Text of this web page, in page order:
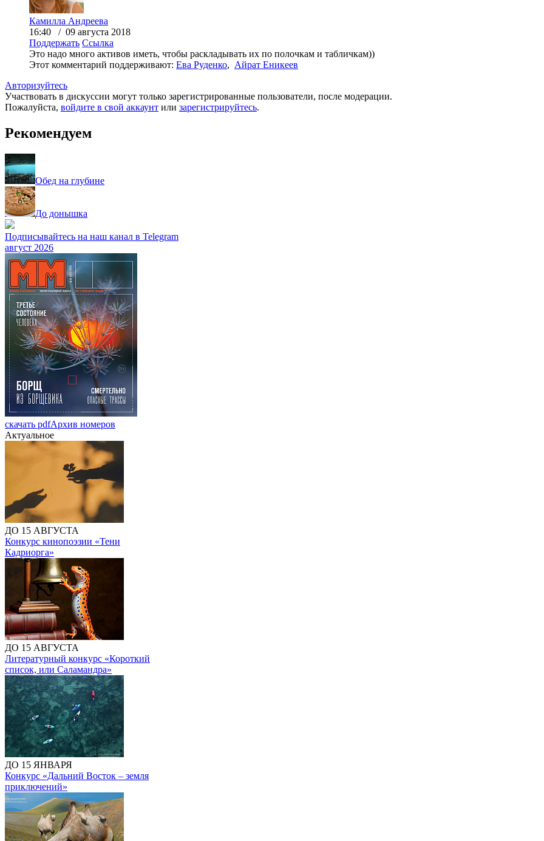
Камилла Андреева
16:40 / 09 августа 2018
Поддержать Ссылка
Это надо много активов иметь, чтобы раскладывать их по полочкам и табличкам))
Этот комментарий поддерживают: Ева Руденко, Айрат Еникеев
Авторизуйтесь
Участвовать в дискуссии могут только зарегистрированные пользователи, после модерации.
Пожалуйста, войдите в свой аккаунт или зарегистрируйтесь.
Рекомендуем
Обед на глубине
До донышка
Подписывайтесь на наш канал в Telegram
август 2026
скачать pdfАрхив номеров
Актуальное
ДО 15 АВГУСТА
Конкурс кинопоэзии «Тени
Кадриорга»
ДО 15 АВГУСТА
Литературный конкурс «Короткий
список, или Саламандра»
ДО 15 ЯНВАРЯ
Конкурс «Дальний Восток – земля
приключений»